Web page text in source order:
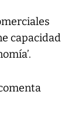
capacidad